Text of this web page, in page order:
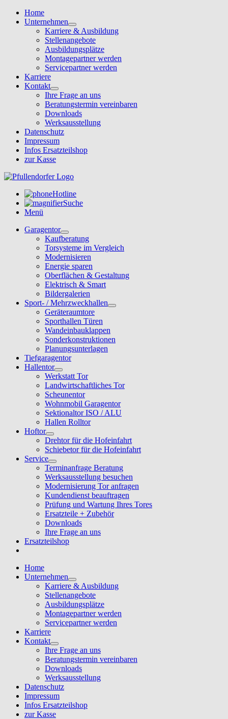
Home
Unternehmen
Karriere & Ausbildung
Stellenangebote
Ausbildungsplätze
Montagepartner werden
Servicepartner werden
Karriere
Kontakt
Ihre Frage an uns
Beratungstermin vereinbaren
Downloads
Werksausstellung
Datenschutz
Impressum
Infos Ersatzteilshop
zur Kasse
Hotline
Suche
Menü
Garagentor
Kaufberatung
Torsysteme im Vergleich
Modernisieren
Energie sparen
Oberflächen & Gestaltung
Elektrisch & Smart
Bildergalerien
Sport- / Mehrzweckhallen
Geräteraumtore
Sporthallen Türen
Wandeinbauklappen
Sonderkonstruktionen
Planungsunterlagen
Tiefgaragentor
Hallentor
Werkstatt Tor
Landwirtschaftliches Tor
Scheunentor
Wohnmobil Garagentor
Sektionaltor ISO / ALU
Hallen Rolltor
Hoftor
Drehtor für die Hofeinfahrt
Schiebetor für die Hofeinfahrt
Service
Terminanfrage Beratung
Werksausstellung besuchen
Modernisierung Tor anfragen
Kundendienst beauftragen
Prüfung und Wartung Ihres Tores
Ersatzteile + Zubehör
Downloads
Ihre Frage an uns
Ersatzteilshop
Home
Unternehmen
Karriere & Ausbildung
Stellenangebote
Ausbildungsplätze
Montagepartner werden
Servicepartner werden
Karriere
Kontakt
Ihre Frage an uns
Beratungstermin vereinbaren
Downloads
Werksausstellung
Datenschutz
Impressum
Infos Ersatzteilshop
zur Kasse